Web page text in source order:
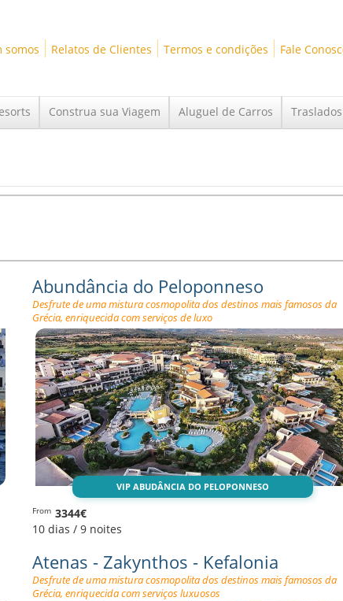
somos
Relatos de Clientes Termos e condições Fale
Construa sua Viagem Aluguel de Carros Traslados
Abundância do Peloponneso
Desfrute de uma mistura cosmopolita dos destinos mais famosos da
Grécia, enriquecida com serviços de luxo
VIP ABUDÂNCIA DO PELOPONNESO
From 3344€
10 dias / 9 noites
Atenas - Zakynthos - Kefalonia
Desfrute de uma mistura cosmopolita dos destinos mais famosos da
Grécia, enriquecida com serviços luxuosos